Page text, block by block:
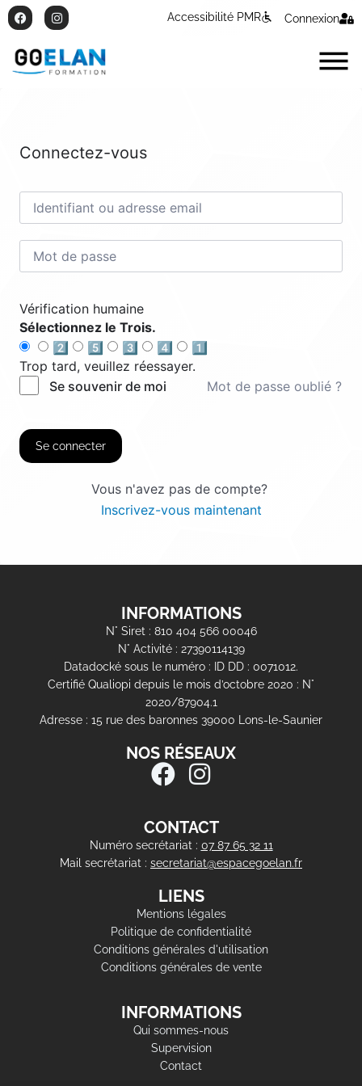
Accessibilité PMR Connexion
Connectez-vous
Vérification humaine
Sélectionnez le Trois.
2️⃣
5️⃣ 3️⃣ 4️⃣
1️⃣
Trop tard, veuillez réessayer.
Se souvenir de moi
Mot de passe oublié ?
Se connecter
Vous n'avez pas de compte?
Inscrivez-vous maintenant
INFORMATIONS
N° Siret : 810 404 566 00046
N° Activité : 27390114139
Datadocké sous le numéro : ID DD : 0071012.
Certifié Qualiopi depuis le mois d’octobre 2020 : N°
2020/87904.1
Adresse : 15 rue des baronnes 39000 Lons-le-Saunier
NOS RÉSEAUX
CONTACT
Numéro secrétariat : 07 87 65 32 11
Mail secrétariat : secretariat@espacegoelan.fr
LIENS
Mentions légales
Politique de confidentialité
Conditions générales d'utilisation
Conditions générales de vente
INFORMATIONS
Qui sommes-nous
Supervision
Contact